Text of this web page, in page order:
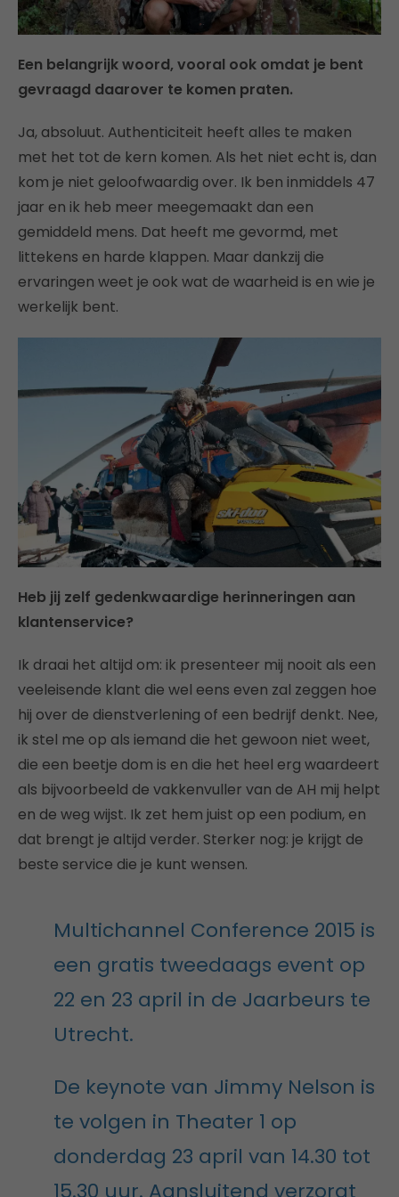
Een belangrijk woord, vooral ook omdat je bent
gevraagd daarover te komen praten.
Ja, absoluut. Authenticiteit heeft alles te maken
met het tot de kern komen. Als het niet echt is, dan
kom je niet geloofwaardig over. Ik ben inmiddels 47
jaar en ik heb meer meegemaakt dan een
gemiddeld mens. Dat heeft me gevormd, met
littekens en harde klappen. Maar dankzij die
ervaringen weet je ook wat de waarheid is en wie je
werkelijk bent.
Heb jij zelf gedenkwaardige herinneringen aan
klantenservice?
Ik draai het altijd om: ik presenteer mij nooit als een
veeleisende klant die wel eens even zal zeggen hoe
hij over de dienstverlening of een bedrijf denkt. Nee,
ik stel me op als iemand die het gewoon niet weet,
die een beetje dom is en die het heel erg waardeert
als bijvoorbeeld de vakkenvuller van de AH mij helpt
en de weg wijst. Ik zet hem juist op een podium, en
dat brengt je altijd verder. Sterker nog: je krijgt de
beste service die je kunt wensen.
Multichannel Conference 2015 is
een gratis tweedaags event op
22 en 23 april in de Jaarbeurs te
Utrecht.
De keynote van Jimmy Nelson is
te volgen in Theater 1 op
donderdag 23 april van 14.30 tot
15.30 uur. Aansluitend verzorgt